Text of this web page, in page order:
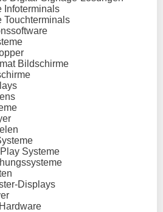
Infoterminals
Touchterminals
Bildschirme
Systeme
Displays